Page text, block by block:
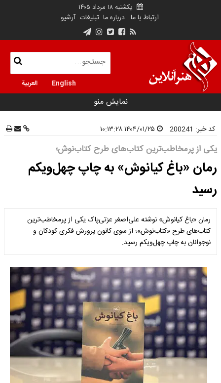
یکشنبه ۱۸ مرداد ۱۴۰۵
ارتباط با ما درباره ما تبلیغات آرشیو
English العربية
نمایش منو
کد خبر: 200241
یکی از پرمخاطب‌ترین کتاب‌های طرح کتاب‌نوش؛
رمان «باغ کیانوش» به چاپ چهل‌ویکم
رسید
رمان «باغ کیانوش» نوشته‌ علی‌اصغر عزتی‌پاک یکی از پرمخاطب‌ترین
کتاب‌های طرح «کتاب‌نوش»؛ از سوی کانون پرورش فکری کودکان و
نوجوانان به چاپ چهل‌ویکم رسید.